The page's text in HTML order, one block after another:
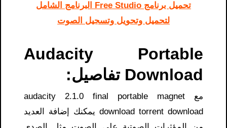
تحميل برنامج Free Studio البرنامج الشامل
لتحميل وتحويل وتسجيل الصوت
Audacity Portable
Download تفاصيل:
مع audacity 2.1.0 final portable magnet
download torrent download يمكنك إضافة العديد